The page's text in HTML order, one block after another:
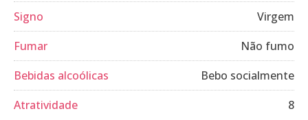
Signo
Virgem
Fumar
Não fumo
Bebidas alcoólicas
Bebo socialmente
Atratividade
8